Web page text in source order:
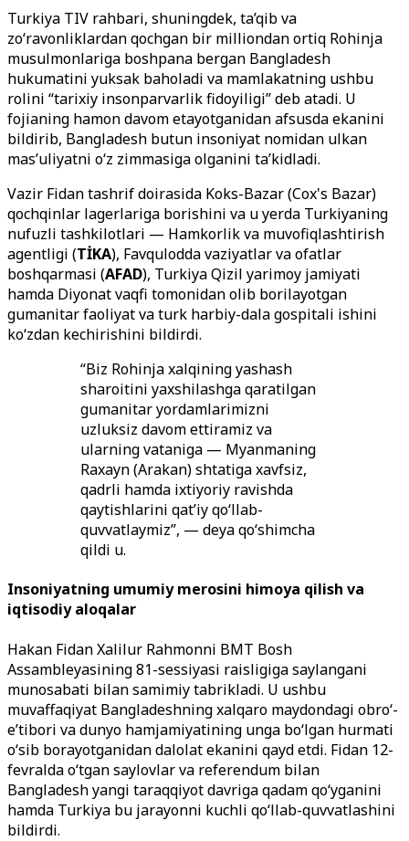
Turkiya TIV rahbari, shuningdek, ta’qib va
zo‘ravonliklardan qochgan bir milliondan ortiq Rohinja
musulmonlariga boshpana bergan Bangladesh
hukumatini yuksak baholadi va mamlakatning ushbu
rolini “tarixiy insonparvarlik fidoyiligi” deb atadi. U
fojianing hamon davom etayotganidan afsusda ekanini
bildirib, Bangladesh butun insoniyat nomidan ulkan
mas’uliyatni o‘z zimmasiga olganini ta’kidladi.
Vazir Fidan tashrif doirasida Koks-Bazar (Cox's Bazar)
qochqinlar lagerlariga borishini va u yerda Turkiyaning
nufuzli tashkilotlari — Hamkorlik va muvofiqlashtirish
agentligi (TİKA), Favqulodda vaziyatlar va ofatlar
boshqarmasi (AFAD), Turkiya Qizil yarimoy jamiyati
hamda Diyonat vaqfi tomonidan olib borilayotgan
gumanitar faoliyat va turk harbiy-dala gospitali ishini
ko‘zdan kechirishini bildirdi.
“Biz Rohinja xalqining yashash
sharoitini yaxshilashga qaratilgan
gumanitar yordamlarimizni
uzluksiz davom ettiramiz va
ularning vataniga — Myanmaning
Raxayn (Arakan) shtatiga xavfsiz,
qadrli hamda ixtiyoriy ravishda
qaytishlarini qat’iy qo‘llab-
quvvatlaymiz”, — deya qo‘shimcha
qildi u.
Insoniyatning umumiy merosini himoya qilish va
iqtisodiy aloqalar
Hakan Fidan Xalilur Rahmonni BMT Bosh
Assambleyasining 81-sessiyasi raisligiga saylangani
munosabati bilan samimiy tabrikladi. U ushbu
muvaffaqiyat Bangladeshning xalqaro maydondagi obro‘-
e’tibori va dunyo hamjamiyatining unga bo‘lgan hurmati
o‘sib borayotganidan dalolat ekanini qayd etdi. Fidan 12-
fevralda o‘tgan saylovlar va referendum bilan
Bangladesh yangi taraqqiyot davriga qadam qo‘yganini
hamda Turkiya bu jarayonni kuchli qo‘llab-quvvatlashini
bildirdi.